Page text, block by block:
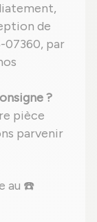
de
07360, par
?
pièce
parvenir
au ☎️